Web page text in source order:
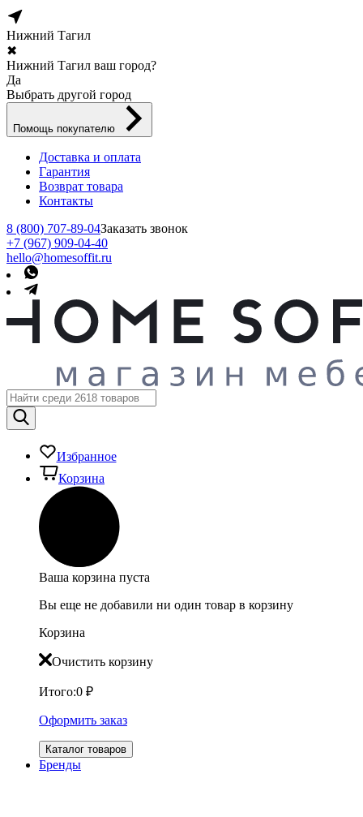
Нижний Тагил
✖
Нижний Тагил ваш город?
Да
Выбрать другой город
Помощь покупателю
Доставка и оплата
Гарантия
Возврат товара
Контакты
8 (800) 707-89-04Заказать звонок
+7 (967) 909-04-40
hello@homesoffit.ru
Избранное
Корзина
Ваша корзина пуста
Вы еще не добавили ни один товар в корзину
Корзина
Очистить корзину
Итого:0 ₽
Оформить заказ
Каталог товаров
Бренды